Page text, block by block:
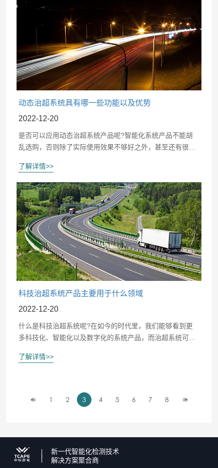
动态治超系统具有哪一些功能以及优势
2022-12-20
是否可以应用动态治超系统产品呢?智能化系统产品不能胡
乱选购，否则除了实际使用效果不够好之外，甚至还有很大
够展现出什么样的功能优势，那么继续了解以下的内容，就
是正确的处理方式了。
了解详情>>
科技治超系统产品主要用于什么领域
2022-12-20
什么是科技治超系统呢?在如今的时代里，我们能够看到更
多科技化、智能化以及数字化的系统产品，而治超系统可以
作用呢?只需要多进行了解，就可以让大家知道更具体的情
了解详情>>
< 1 2 3 4 5 6 7 8 >
新一代智能化检测技术
解决方案聚合商